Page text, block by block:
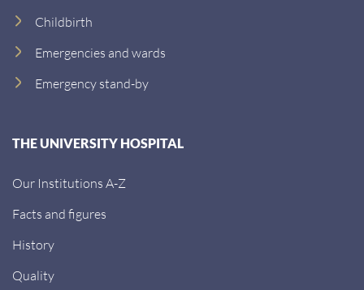
Childbirth
Emergencies and wards
Emergency stand-by
THE UNIVERSITY HOSPITAL
Our Institutions A-Z
Facts and figures
History
Quality